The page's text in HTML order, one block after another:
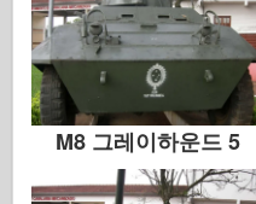
M8 그레이하운드 5